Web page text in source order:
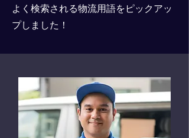
よく検索される物流用語をピックアッ
プしました！